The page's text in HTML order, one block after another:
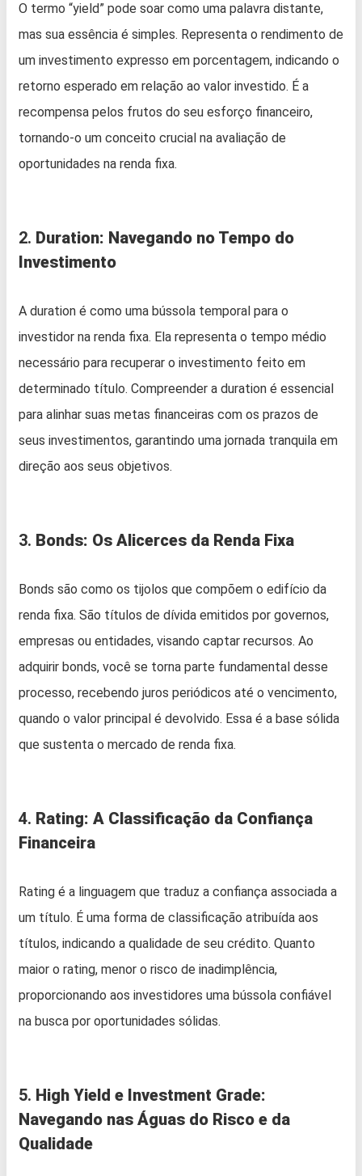
O termo “yield” pode soar como uma palavra distante,
mas sua essência é simples. Representa o rendimento de
um investimento expresso em porcentagem, indicando o
retorno esperado em relação ao valor investido. É a
recompensa pelos frutos do seu esforço financeiro,
tornando-o um conceito crucial na avaliação de
oportunidades na renda fixa.
2. Duration: Navegando no Tempo do
Investimento
A duration é como uma bússola temporal para o
investidor na renda fixa. Ela representa o tempo médio
necessário para recuperar o investimento feito em
determinado título. Compreender a duration é essencial
para alinhar suas metas financeiras com os prazos de
seus investimentos, garantindo uma jornada tranquila em
direção aos seus objetivos.
3. Bonds: Os Alicerces da Renda Fixa
Bonds são como os tijolos que compõem o edifício da
renda fixa. São títulos de dívida emitidos por governos,
empresas ou entidades, visando captar recursos. Ao
adquirir bonds, você se torna parte fundamental desse
processo, recebendo juros periódicos até o vencimento,
quando o valor principal é devolvido. Essa é a base sólida
que sustenta o mercado de renda fixa.
4. Rating: A Classificação da Confiança
Financeira
Rating é a linguagem que traduz a confiança associada a
um título. É uma forma de classificação atribuída aos
títulos, indicando a qualidade de seu crédito. Quanto
maior o rating, menor o risco de inadimplência,
proporcionando aos investidores uma bússola confiável
na busca por oportunidades sólidas.
5. High Yield e Investment Grade:
Navegando nas Águas do Risco e da
Qualidade